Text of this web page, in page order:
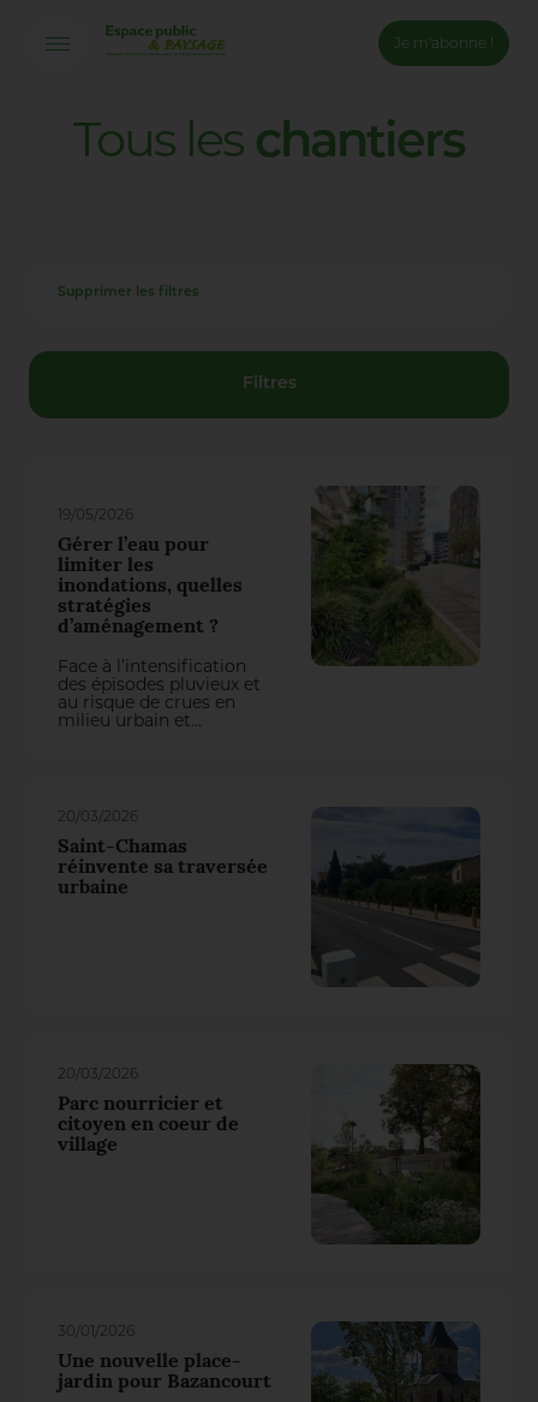
Je m'abonne !
Tous les chantiers
Supprimer les filtres
Filtres
19/05/2026
Gérer l’eau pour
limiter les
inondations, quelles
stratégies
d’aménagement ?
Face à l’intensification
des épisodes pluvieux et
au risque de crues en
milieu urbain et
gestion de l’eau est au
cœur du projet. Deux
contextes différents
illustrent des approches
complémentaires où
l’eau, contrainte “à
20/03/2026
Saint-Chamas
réinvente sa traversée
urbaine
20/03/2026
Parc nourricier et
citoyen en coeur de
village
30/01/2026
Une nouvelle place-
jardin pour Bazancourt